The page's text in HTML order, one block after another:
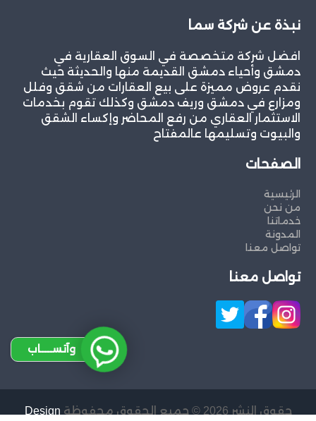
نبذة عن شركة سما
افضل شركة متخصصة في السوق العقارية في
دمشق وأحياء دمشق القديمة منها والحديثة حيث
نقدم عروض مميزة على بيع العقارات من شقق وفلل
ومزارع في دمشق وريف دمشق وكذلك تقوم بخدمات
الاستثمار العقاري من رفع المحاضر وإكساء الشقق
والبيوت وتسليمها عالمفتاح
الصفحات
الرئيسية
من نحن
خدماتنا
المدونة
تواصل معنا
تواصل معنا
حقوق النشر 2026 © جميع الحقوق محفوظة
Design
وآتســــاب